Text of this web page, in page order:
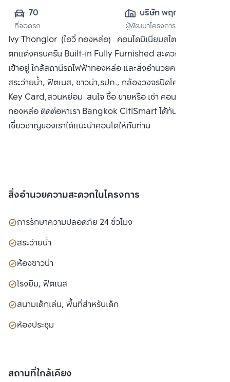
70
ที่จอดรถ
บริษัท พฤกษา เรียล
เอสเตท จำกัด
(มหาชน)
ผู้พัฒนาโครงการ
Ivy Thonglor (ไอวี่ ทองหล่อ) คอนโดมิเนียมสไตล์ Art Deco
ตกแต่งครบครัน Built-in Fully Furnished สะดวกสบายพร้อม
เข้าอยู่ ใกล้สถานีรถไฟฟ้าทองหล่อ และสิ่งอำนวยความสะดวก
สระว่ายน้ำ, ฟิตเนส, ซาวน่า,รปภ., กล้องวงจรปิดโครงการ, ประตู
Key Card,สวนหย่อม สนใจ ซื้อ ขายหรือ เช่า คอนโด ไอวี่
ทองหล่อ ติดต่อหาเรา Bangkok CitiSmart ได้ทันที เพื่อให้ผู้
เชี่ยวชาญของเราได้แนะนำคอนโดให้กับท่าน
สิ่งอำนวยความสะดวกในโครงการ
การรักษาความปลอดภัย 24 ชั่วโมง
สระว่ายน้ำ
ห้องซาวน่า
โรงยิม, ฟิตเนส
สนามเด็กเล่น, พื้นที่สำหรับเด็ก
ห้องประชุม
สถานที่ใกล้เคียง